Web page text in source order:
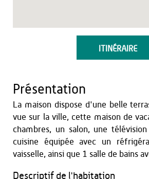
ITINÉRAIRE
Présentation
La maison dispose d'une belle
vue sur la ville, cette maison de
chambres, un salon, une
cuisine équipée avec un
vaisselle, ainsi que 1 salle de bains
Descriptif de l'habitation